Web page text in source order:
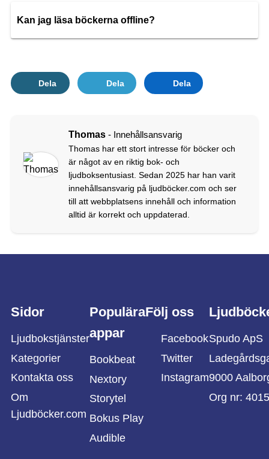
Kan jag läsa böckerna offline?
Dela Dela Dela
Thomas - Innehållsansvarig
Thomas har ett stort intresse för böcker och
är något av en riktig bok- och
ljudboksentusiast. Sedan 2025 har han varit
innehållsansvarig på ljudböcker.com och ser
till att webbplatsens innehåll och information
alltid är korrekt och uppdaterad.
Sidor
Ljudbokstjänster
Kategorier
Kontakta oss
Om
Ljudböcker.com
Populära
appar
Bookbeat
Nextory
Storytel
Bokus Play
Audible
Följ oss
Facebook
Twitter
Instagram
Spudo ApS
9000
Org nr: